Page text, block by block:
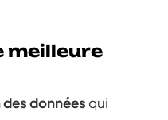
meilleure
données qui